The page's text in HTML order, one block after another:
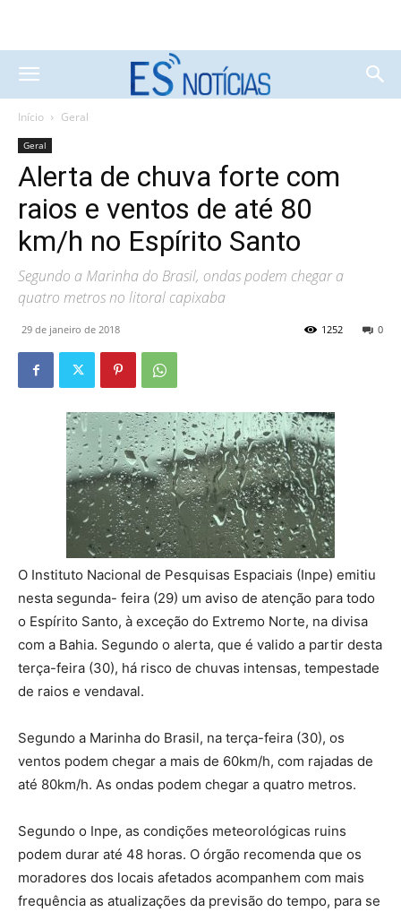
Início Geral
Geral
Alerta de chuva forte com
raios e ventos de até 80
km/h no Espírito Santo
Segundo a Marinha do Brasil, ondas podem chegar a
quatro metros no litoral capixaba
29 de janeiro de 2018 0
1252
O Instituto Nacional de Pesquisas Espaciais (Inpe) emitiu
nesta segunda- feira (29) um aviso de atenção para todo
o Espírito Santo, à exceção do Extremo Norte, na divisa
com a Bahia. Segundo o alerta, que é valido a partir desta
terça-feira (30), há risco de chuvas intensas, tempestade
de raios e vendaval.
Segundo a Marinha do Brasil, na terça-feira (30), os
ventos podem chegar a mais de 60km/h, com rajadas de
até 80km/h. As ondas podem chegar a quatro metros.
Segundo o Inpe, as condições meteorológicas ruins
podem durar até 48 horas. O órgão recomenda que os
moradores dos locais afetados acompanhem com mais
frequência as atualizações da previsão do tempo, para se